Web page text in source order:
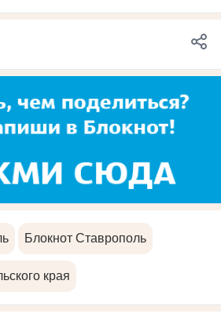
Блокнот Ставрополь
края